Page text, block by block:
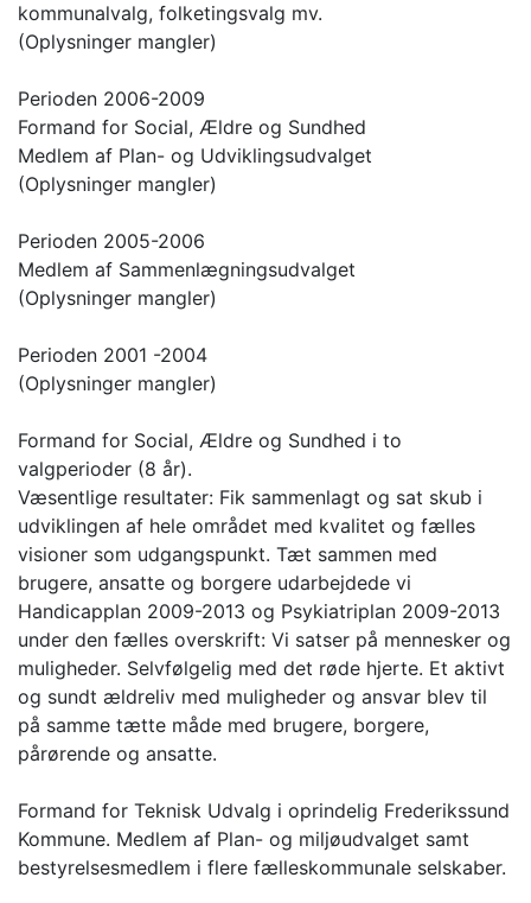
kommunalvalg, folketingsvalg mv.
(Oplysninger mangler)
Perioden 2006-2009
Formand for Social, Ældre og Sundhed
Medlem af Plan- og Udviklingsudvalget
(Oplysninger mangler)
Perioden 2005-2006
Medlem af Sammenlægningsudvalget
(Oplysninger mangler)
Perioden 2001 -2004
(Oplysninger mangler)
Formand for Social, Ældre og Sundhed i to
valgperioder (8 år).
Væsentlige resultater: Fik sammenlagt og sat skub i
udviklingen af hele området med kvalitet og fælles
visioner som udgangspunkt. Tæt sammen med
brugere, ansatte og borgere udarbejdede vi
Handicapplan 2009-2013 og Psykiatriplan 2009-2013
under den fælles overskrift: Vi satser på mennesker og
muligheder. Selvfølgelig med det røde hjerte. Et aktivt
og sundt ældreliv med muligheder og ansvar blev til
på samme tætte måde med brugere, borgere,
pårørende og ansatte.
Formand for Teknisk Udvalg i oprindelig Frederikssund
Kommune. Medlem af Plan- og miljøudvalget samt
bestyrelsesmedlem i flere fælleskommunale selskaber.